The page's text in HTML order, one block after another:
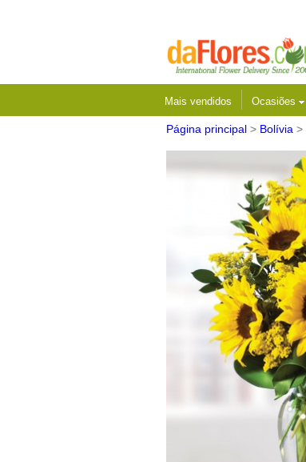
Mais vendidos Ocasiões
Página principal > Bolívia >